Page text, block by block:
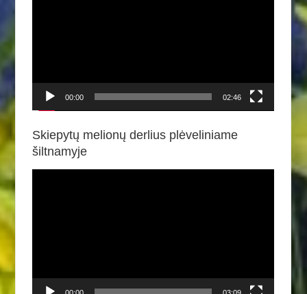
00:00 02:46
Skiepytų melionų derlius plėveliniame
šiltnamyje
00:00 03:09